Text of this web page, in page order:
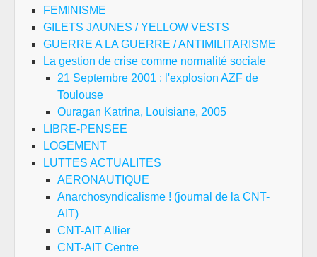
FEMINISME
GILETS JAUNES / YELLOW VESTS
GUERRE A LA GUERRE / ANTIMILITARISME
La gestion de crise comme normalité sociale
21 Septembre 2001 : l'explosion AZF de
Toulouse
Ouragan Katrina, Louisiane, 2005
LIBRE-PENSEE
LOGEMENT
LUTTES ACTUALITES
AERONAUTIQUE
Anarchosyndicalisme ! (journal de la CNT-
AIT)
CNT-AIT Allier
CNT-AIT Centre